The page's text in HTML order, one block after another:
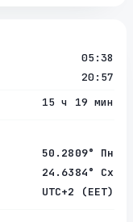
05:38
20:57
15 ч 19 мин
50.2809° Пн
24.6384° Сх
UTC+2 (EET)